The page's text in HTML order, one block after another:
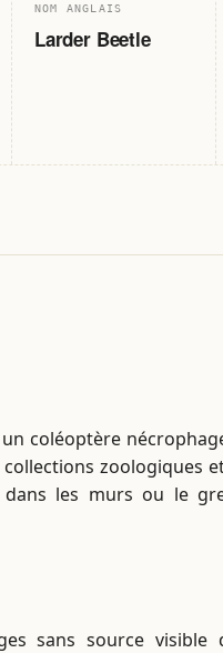
NOM ANGLAIS
Larder Beetle
coléoptère
zoologiques
les murs ou le
sans source